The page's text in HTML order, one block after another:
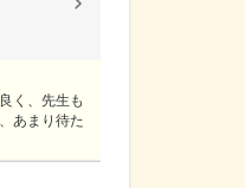
く、先生も
あまり待た